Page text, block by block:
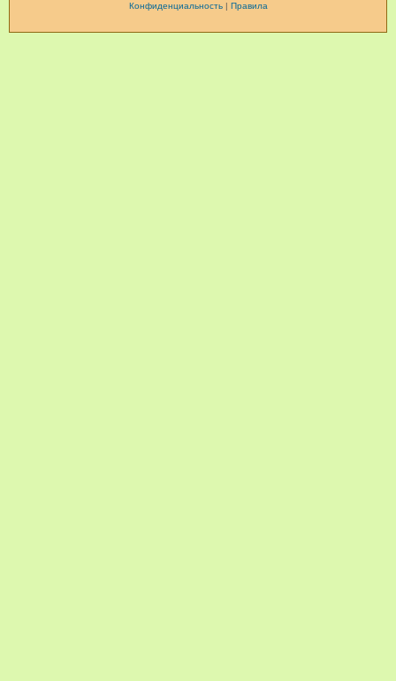
Конфиденциальность| Правила